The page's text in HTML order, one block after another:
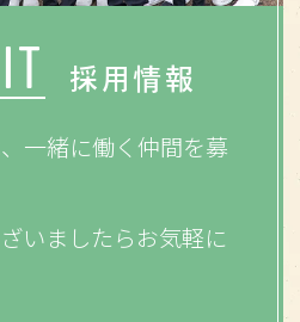
採用情報
一緒に働く仲間を募
いましたらお気軽に